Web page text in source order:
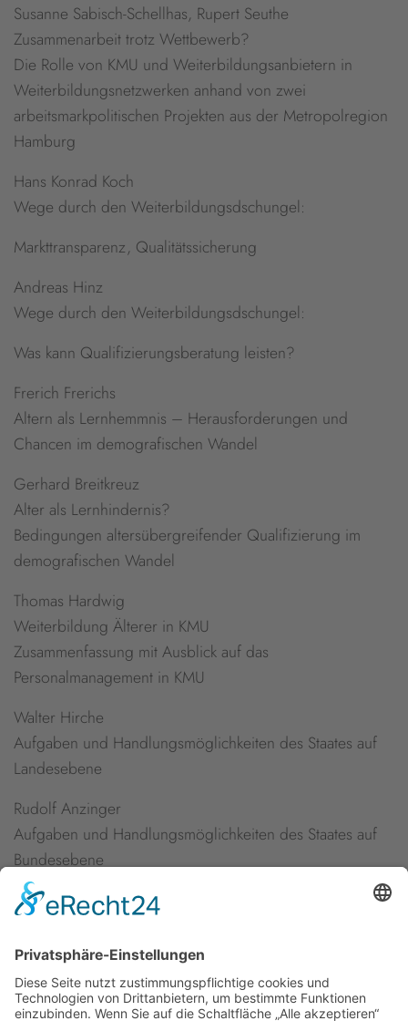
Susanne Sabisch-Schellhas, Rupert Seuthe
Zusammenarbeit trotz Wettbewerb?
Die Rolle von KMU und Weiterbildungsanbietern in
Weiterbildungsnetzwerken anhand von zwei
arbeitsmarkpolitischen Projekten aus der Metropolregion
Hamburg
Hans Konrad Koch
Wege durch den Weiterbildungsdschungel:
Markttransparenz, Qualitätssicherung
Andreas Hinz
Wege durch den Weiterbildungsdschungel:
Was kann Qualifizierungsberatung leisten?
Frerich Frerichs
Altern als Lernhemmnis – Herausforderungen und
Chancen im demografischen Wandel
Gerhard Breitkreuz
Alter als Lernhindernis?
Bedingungen altersübergreifender Qualifizierung im
demografischen Wandel
Thomas Hardwig
Weiterbildung Älterer in KMU
Zusammenfassung mit Ausblick auf das
Personalmanagement in KMU
Walter Hirche
Aufgaben und Handlungsmöglichkeiten des Staates auf
Landesebene
Rudolf Anzinger
Aufgaben und Handlungsmöglichkeiten des Staates auf
Bundesebene
Eckart Lilienthal
berufliche Weiterbildung